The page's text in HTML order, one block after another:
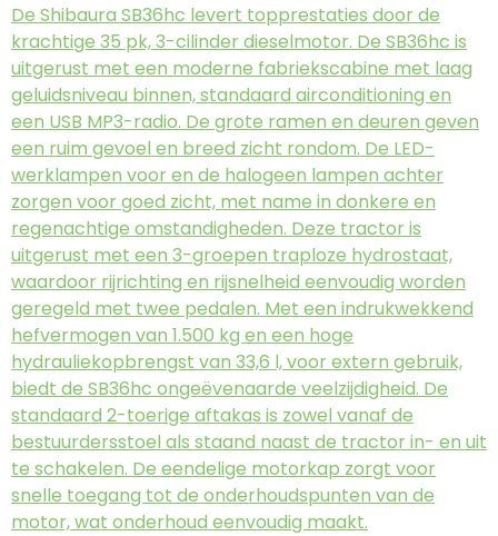
De Shibaura SB36hc levert topprestaties door de
krachtige 35 pk, 3-cilinder dieselmotor. De SB36hc is
uitgerust met een moderne fabriekscabine met laag
geluidsniveau binnen, standaard airconditioning en
een USB MP3-radio. De grote ramen en deuren geven
een ruim gevoel en breed zicht rondom. De LED-
werklampen voor en de halogeen lampen achter
zorgen voor goed zicht, met name in donkere en
regenachtige omstandigheden. Deze tractor is
uitgerust met een 3-groepen traploze hydrostaat,
waardoor rijrichting en rijsnelheid eenvoudig worden
geregeld met twee pedalen. Met een indrukwekkend
hefvermogen van 1.500 kg en een hoge
hydrauliekopbrengst van 33,6 l, voor extern gebruik,
biedt de SB36hc ongeëvenaarde veelzijdigheid. De
standaard 2-toerige aftakas is zowel vanaf de
bestuurdersstoel als staand naast de tractor in- en uit
te schakelen. De eendelige motorkap zorgt voor
snelle toegang tot de onderhoudspunten van de
motor, wat onderhoud eenvoudig maakt.